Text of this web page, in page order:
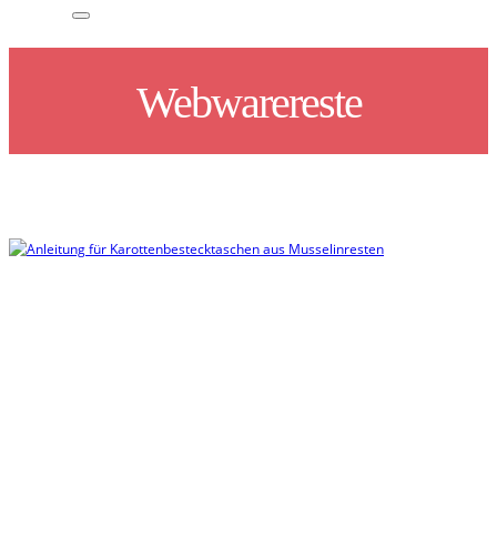
Webwarereste